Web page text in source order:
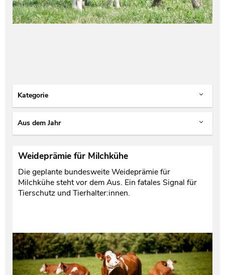
Kategorie
Aus dem Jahr
Weideprämie für Milchkühe
Die geplante bundesweite Weideprämie für
Milchkühe steht vor dem Aus. Ein fatales Signal für
Tierschutz und Tierhalter:innen.